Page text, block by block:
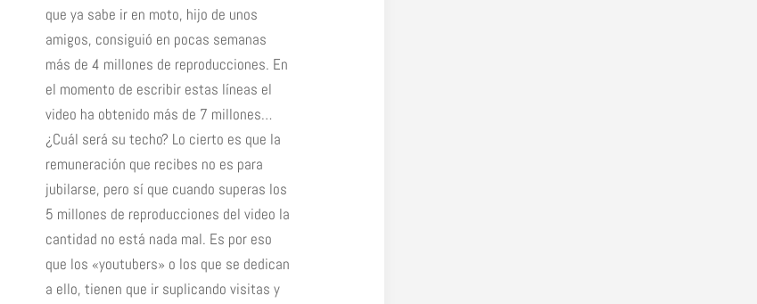
que ya sabe ir en moto, hijo de unos
amigos, consiguió en pocas semanas
más de 4 millones de reproducciones. En
el momento de escribir estas líneas el
video ha obtenido más de 7 millones…
¿Cuál será su techo? Lo cierto es que la
remuneración que recibes no es para
jubilarse, pero sí que cuando superas los
5 millones de reproducciones del video la
cantidad no está nada mal. Es por eso
que los «youtubers» o los que se dedican
a ello, tienen que ir suplicando visitas y